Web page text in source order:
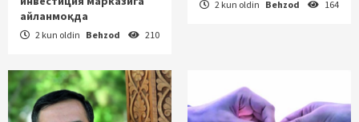
айланмоқда
2 kun oldin Behzod 210
2 kun oldin Behzod 164